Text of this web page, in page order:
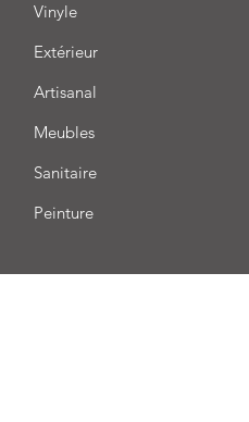
Vinyle
Extérieur
Artisanal
Meubles
Sanitaire
Peinture